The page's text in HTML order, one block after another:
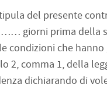
del presente
giorni prima della
condizioni che
2, comma 1, della
dichiarando di